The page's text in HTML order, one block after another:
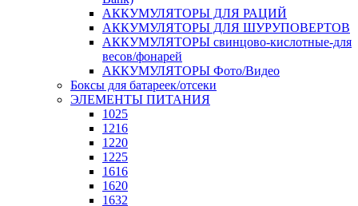
АККУМУЛЯТОРЫ ДЛЯ РАЦИЙ
АККУМУЛЯТОРЫ ДЛЯ ШУРУПОВЕРТОВ
АККУМУЛЯТОРЫ свинцово-кислотные-для
весов/фонарей
АККУМУЛЯТОРЫ Фото/Видео
Боксы для батареек/отсеки
ЭЛЕМЕНТЫ ПИТАНИЯ
1025
1216
1220
1225
1616
1620
1632